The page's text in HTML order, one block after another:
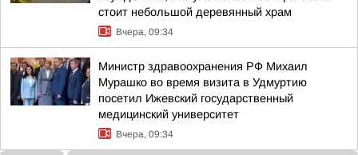
стоит небольшой деревянный храм
Вчера, 09:34
Министр здравоохранения РФ Михаил
Мурашко во время визита в Удмуртию
посетил Ижевский государственный
медицинский университет
Вчера, 09:34